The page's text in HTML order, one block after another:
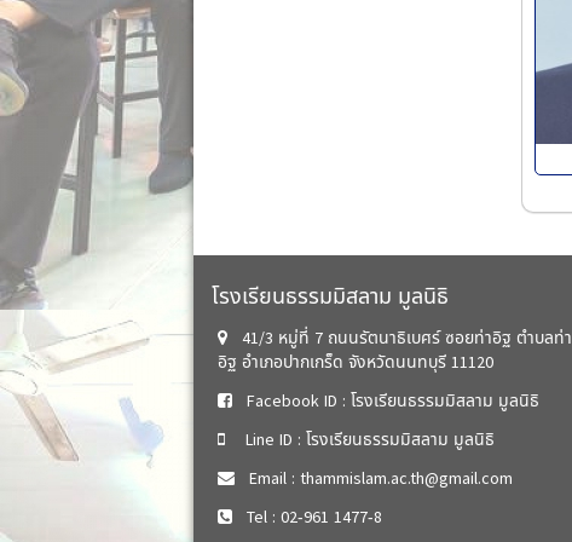
โรงเรียนธรรมมิสลาม มูลนิธิ
41/3 หมู่ที่ 7 ถนนรัตนาธิเบศร์ ซอยท่าอิฐ ตำบลท่า
อิฐ อำเภอปากเกร็ด จังหวัดนนทบุรี 11120
Facebook ID : โรงเรียนธรรมมิสลาม มูลนิธิ
Line ID : โรงเรียนธรรมมิสลาม มูลนิธิ
Email : thammislam.ac.th@gmail.com
Tel : 02-961 1477-8